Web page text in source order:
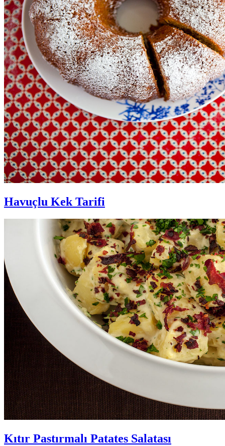
Havuçlu Kek Tarifi
Kıtır Pastırmalı Patates Salatası